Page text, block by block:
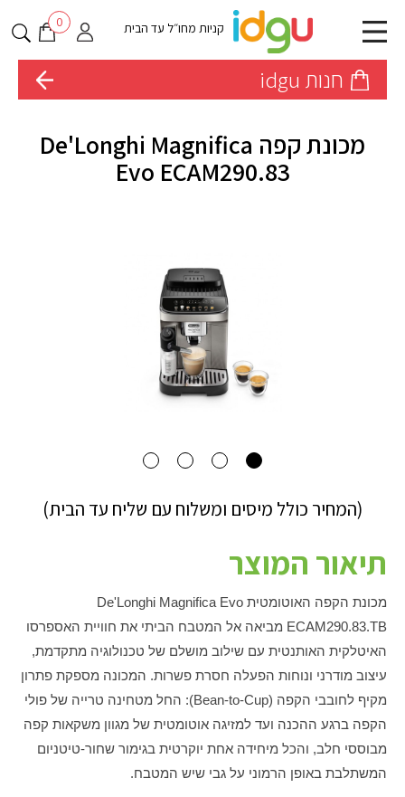
קניות מחו״ל עד הבית 0
חנות idgu
מכונת קפה De'Longhi Magnifica
Evo ECAM290.83
(המחיר כולל מיסים ומשלוח עם שליח עד הבית)
תיאור המוצר
מכונת הקפה האוטומטית De'Longhi Magnifica Evo
ECAM290.83.TB מביאה אל המטבח הביתי את חוויית האספרסו
האיטלקית האותנטית עם שילוב מושלם של טכנולוגיה מתקדמת,
עיצוב מודרני ונוחות הפעלה חסרת פשרות. המכונה מספקת פתרון
מקיף לחובבי הקפה (Bean-to-Cup): החל מטחינה טרייה של פולי
הקפה ברגע ההכנה ועד למזיגה אוטומטית של מגוון משקאות קפה
מבוססי חלב, והכל מיחידה אחת יוקרטית בגימור שחור-טיטניום
המשתלבת באופן הרמוני על גבי שיש המטבח.